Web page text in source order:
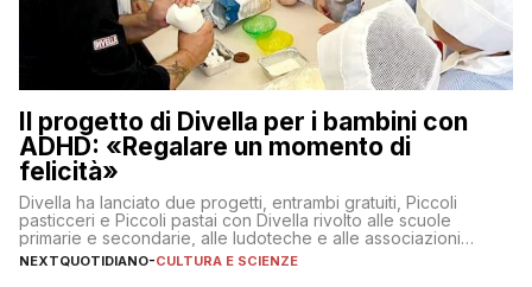
Il progetto di Divella per i bambini con
ADHD: «Regalare un momento di
felicità»
Divella ha lanciato due progetti, entrambi gratuiti, Piccoli
pasticceri e Piccoli pastai con Divella rivolto alle scuole
primarie e secondarie, alle ludoteche e alle associazioni
pugliesi che si occupano di bambini con ADHD
NEXTQUOTIDIANO-CULTURA E SCIENZE